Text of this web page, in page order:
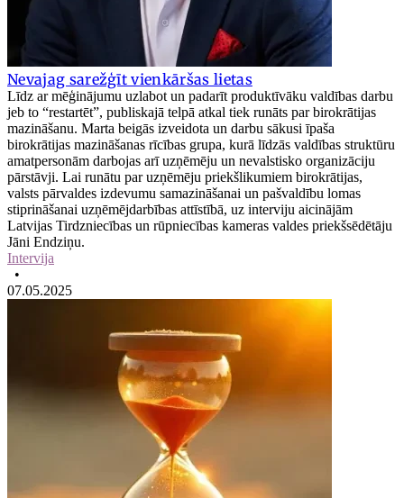
Nevajag sarežģīt vienkāršas lietas
Līdz ar mēģinājumu uzlabot un padarīt produktīvāku valdības darbu
jeb to “restartēt”, publiskajā telpā atkal tiek runāts par birokrātijas
mazināšanu. Marta beigās izveidota un darbu sākusi īpaša
birokrātijas mazināšanas rīcības grupa, kurā līdzās valdības struktūru
amatpersonām darbojas arī uzņēmēju un nevalstisko organizāciju
pārstāvji. Lai runātu par uzņēmēju priekšlikumiem birokrātijas,
valsts pārvaldes izdevumu samazināšanai un pašvaldību lomas
stiprināšanai uzņēmējdarbības attīstībā, uz interviju aicinājām
Latvijas Tirdzniecības un rūpniecības kameras valdes priekšsēdētāju
Jāni Endziņu.
Intervija
•
07.05.2025